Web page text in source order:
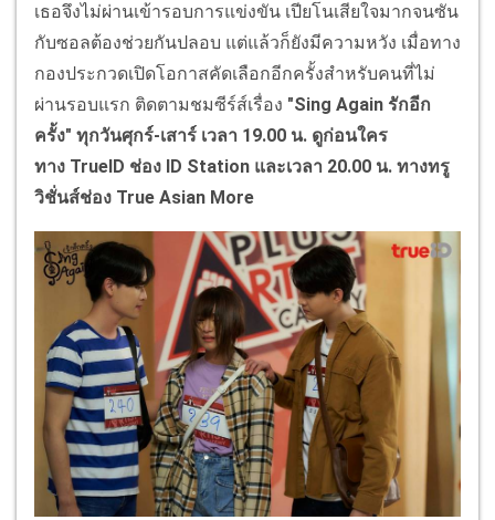
เธอจึงไม่ผ่านเข้ารอบการแข่งขัน เปียโนเสียใจมากจนซัน
กับซอลต้องช่วยกันปลอบ แต่แล้วก็ยังมีความหวัง เมื่อทาง
กองประกวดเปิดโอกาสคัดเลือกอีกครั้งสำหรับคนที่ไม่
ผ่านรอบแรก ติดตามชมซีร์ส์เรื่อง "Sing Again รักอีก
ครั้ง" ทุกวันศุกร์-เสาร์ เวลา 19.00 น. ดูก่อนใคร
ทาง TrueID ช่อง ID Station และเวลา 20.00 น. ทางทรู
วิชั่นส์ช่อง True Asian More